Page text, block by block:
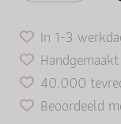
In 1-3
40.000
Beoordeeld